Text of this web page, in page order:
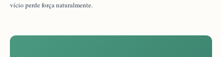
vício perde força naturalmente.